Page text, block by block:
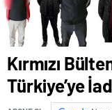
Kırmızı
Türkiye’ye